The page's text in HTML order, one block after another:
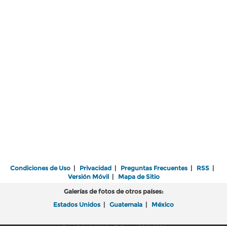
Condiciones de Uso | Privacidad | Preguntas Frecuentes | RSS |
Versión Móvil| Mapa de Sitio
Galerías de fotos de otros países:
Estados Unidos | Guatemala | México